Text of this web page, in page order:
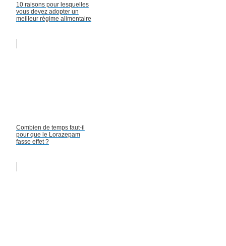
10 raisons pour lesquelles
vous devez adopter un
meilleur régime alimentaire
Combien de temps faut-il
pour que le Lorazepam
fasse effet ?